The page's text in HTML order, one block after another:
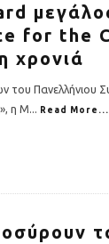
for the
χρονιά
Πανελλήνιου
η M... Read More...
βελουτέ